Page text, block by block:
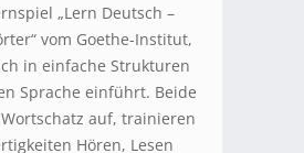
„Lern Deutsch –
vom Goethe-Institut,
in einfache Strukturen
Sprache einführt. Beide
auf, trainieren
Hören, Lesen